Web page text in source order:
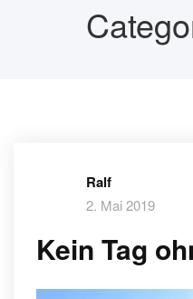
Ralf
2. Mai 2019
Kein Tag